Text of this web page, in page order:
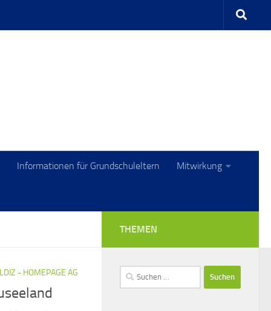
Informationen für Grundschuleltern Mitwirkung
- HOMEPAGE AG
THEMEN
Suchen
nach: